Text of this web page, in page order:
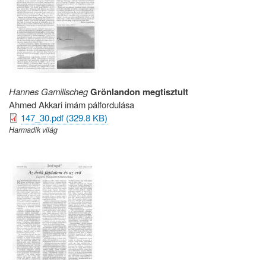
Hannes GamillschegGrönlandon megtisztult
Ahmed Akkari imám pálfordulása
147_30.pdf (329.8 KB)
Harmadik világ